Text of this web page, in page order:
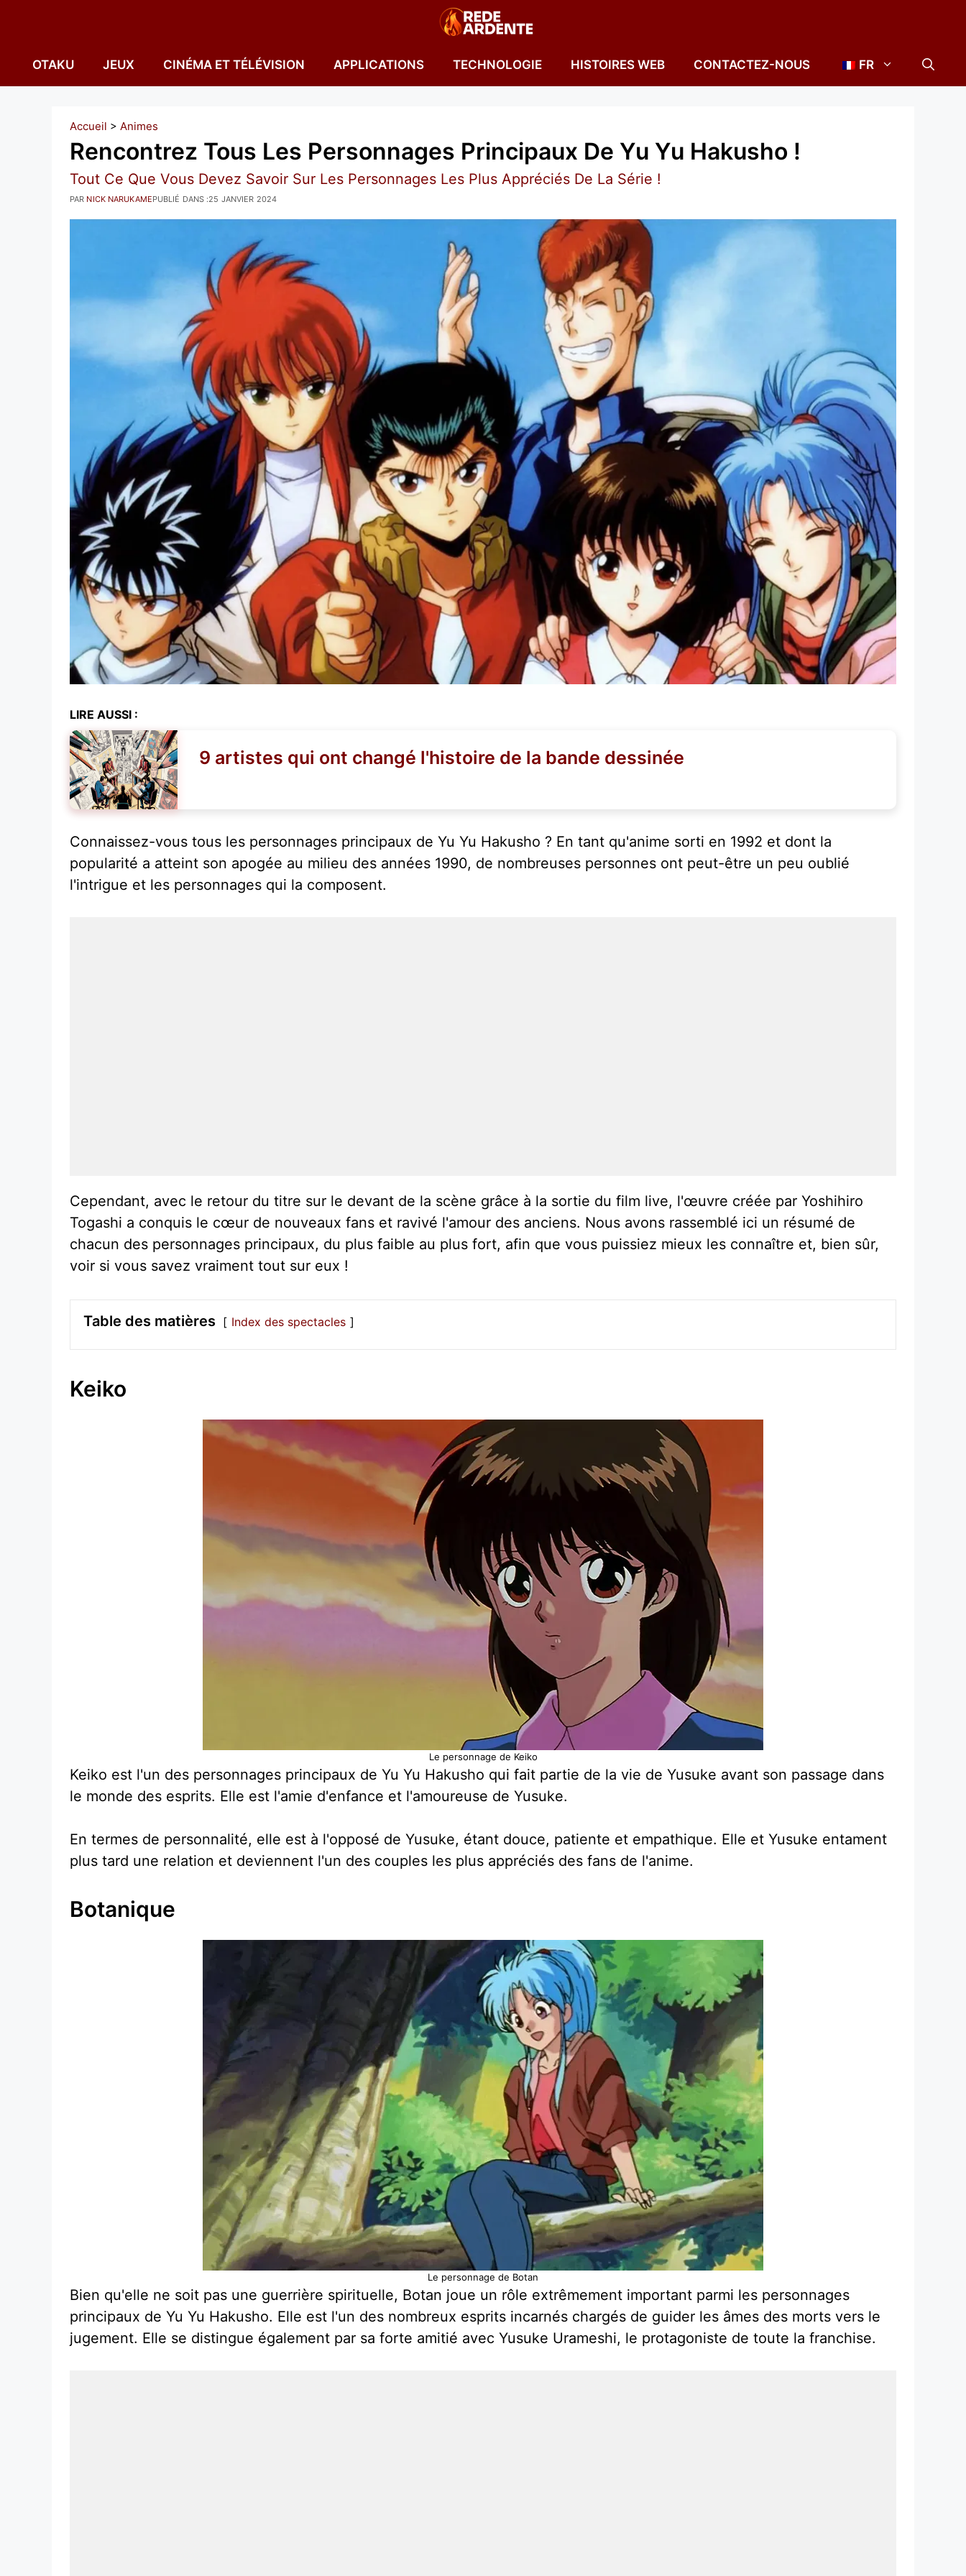
OTAKU JEUX CINÉMA ET TÉLÉVISION APPLICATIONS TECHNOLOGIE HISTOIRES WEB CONTACTEZ-NOUS FR
Accueil > Animes
Rencontrez Tous Les Personnages Principaux De Yu Yu Hakusho !
Tout Ce Que Vous Devez Savoir Sur Les Personnages Les Plus Appréciés De La Série !
PUBLIÉ DANS :25 JANVIER 2024
PAR NICK NARUKAME
LIRE AUSSI :
9 artistes qui ont changé l'histoire de la bande dessinée
Connaissez-vous tous les personnages principaux de Yu Yu Hakusho ? En tant qu'anime sorti en 1992 et dont la
popularité a atteint son apogée au milieu des années 1990, de nombreuses personnes ont peut-être un peu oublié
l'intrigue et les personnages qui la composent.
Cependant, avec le retour du titre sur le devant de la scène grâce à la sortie du film live, l'œuvre créée par Yoshihiro
Togashi a conquis le cœur de nouveaux fans et ravivé l'amour des anciens. Nous avons rassemblé ici un résumé de
chacun des personnages principaux, du plus faible au plus fort, afin que vous puissiez mieux les connaître et, bien sûr,
voir si vous savez vraiment tout sur eux !
Table des matières Index des spectacles
Keiko
Le personnage de Keiko
Keiko est l'un des personnages principaux de Yu Yu Hakusho qui fait partie de la vie de Yusuke avant son passage dans
le monde des esprits. Elle est l'amie d'enfance et l'amoureuse de Yusuke.
En termes de personnalité, elle est à l'opposé de Yusuke, étant douce, patiente et empathique. Elle et Yusuke entament
plus tard une relation et deviennent l'un des couples les plus appréciés des fans de l'anime.
Botanique
Le personnage de Botan
Bien qu'elle ne soit pas une guerrière spirituelle, Botan joue un rôle extrêmement important parmi les personnages
principaux de Yu Yu Hakusho. Elle est l'un des nombreux esprits incarnés chargés de guider les âmes des morts vers le
jugement. Elle se distingue également par sa forte amitié avec Yusuke Urameshi, le protagoniste de toute la franchise.